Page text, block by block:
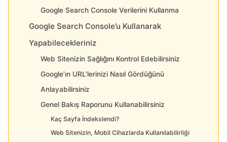
Google Search Console Verilerini Kullanma
Google Search Console’u Kullanarak
Yapabilecekleriniz
Web Sitenizin Sağlığını Kontrol Edebilirsiniz
Google’ın URL’lerinizi Nasıl Gördüğünü
Anlayabilirsiniz
Genel Bakış Raporunu Kullanabilirsiniz
Kaç Sayfa İndekslendi?
Web Sitenizin, Mobil Cihazlarda Kullanılabilirliği